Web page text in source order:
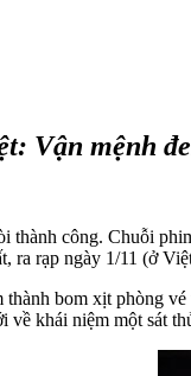
Vận mệnh
thành công. Chuỗi
ra rạp ngày 1/11 (ở
bom xịt phòng
về khái niệm một sát